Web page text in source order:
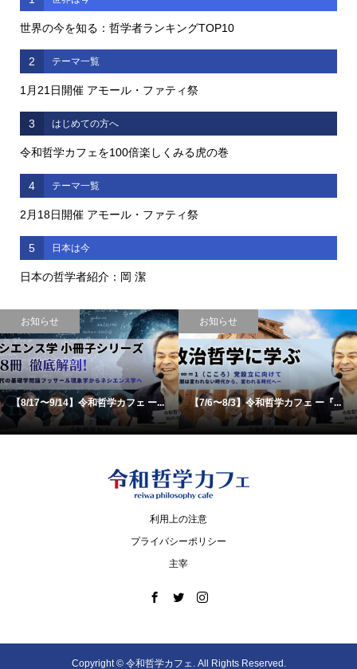
世界の今を知る：哲学者ランキングTOP10
2 テーマ一覧
1月21日開催 アモール・ファティ祭
3 はじめての方へ
令和哲学カフェを100倍楽しくみる虎の巻
4 テーマ一覧
2月18日開催 アモール・ファティ祭
5 日本は今
日本の哲学者紹介：岡 潔
お知らせ
【8/17〜9/14】令和哲学カフェ ー...
お知らせ
【7/6〜8/3】令和哲学カフェ ー『...
利用上の注意
プライバシーポリシー
主宰
Copyright ©令和哲学カフェ. All Rights Reserved.